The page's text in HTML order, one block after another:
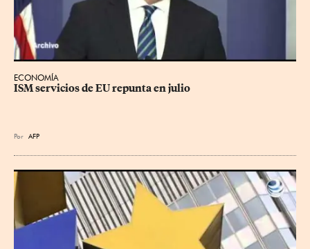
ECONOMÍA
ISM servicios de EU repunta en julio
Por AFP